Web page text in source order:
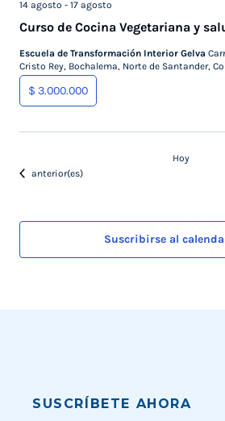
Curso de Cocina Vegetariana y
14 agosto - 17 agosto
Escuela de Transformación Interior Gelva
Cristo Rey, Bochalema, Norte de Santander,
$ 3.000.000
Eventos
anterior(es)
Hoy
Suscribirse al
SUSCRÍBETE AHORA